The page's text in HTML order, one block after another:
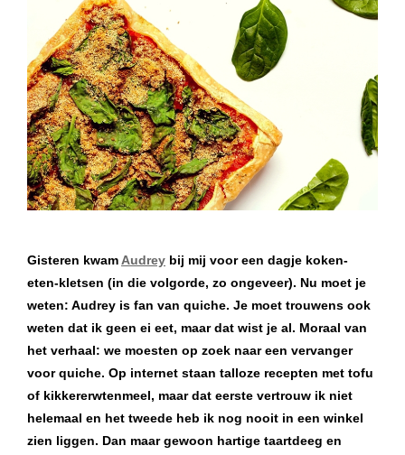
Gisteren kwam Audrey bij mij voor een dagje koken-
eten-kletsen (in die volgorde, zo ongeveer). Nu moet je
weten: Audrey is fan van quiche. Je moet trouwens ook
weten dat ik geen ei eet, maar dat wist je al. Moraal van
het verhaal: we moesten op zoek naar een vervanger
voor quiche. Op internet staan talloze recepten met tofu
of kikkererwtenmeel, maar dat eerste vertrouw ik niet
helemaal en het tweede heb ik nog nooit in een winkel
zien liggen. Dan maar gewoon hartige taartdeeg en